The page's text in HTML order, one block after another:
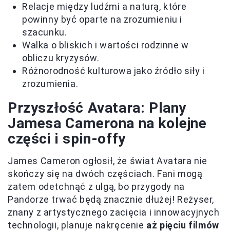
Relacje między ludźmi a naturą, które
powinny być oparte na zrozumieniu i
szacunku.
Walka o bliskich i wartości rodzinne w
obliczu kryzysów.
Różnorodność kulturowa jako źródło siły i
zrozumienia.
Przyszłość Avatara: Plany
Jamesa Camerona na kolejne
części i spin-offy
James Cameron ogłosił, że świat Avatara nie
skończy się na dwóch częściach. Fani mogą
zatem odetchnąć z ulgą, bo przygody na
Pandorze trwać będą znacznie dłużej! Reżyser,
znany z artystycznego zacięcia i innowacyjnych
technologii, planuje nakręcenie aż pięciu filmów